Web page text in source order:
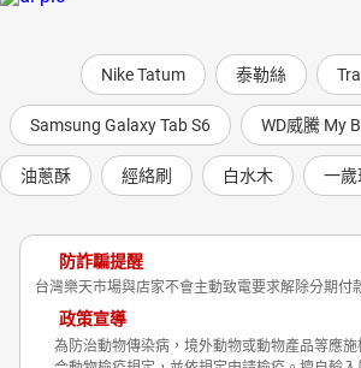
Nike Tatum 泰勒絲
Samsung Galaxy Tab S6 WD威騰 My
油蔥酥 經絡刷 白水木 一歲
防詐騙提醒
台灣樂天市場與店家不會主動致電要求解除分期付
政策宣導
為防治動物傳染病，境外動物或動物產品等應